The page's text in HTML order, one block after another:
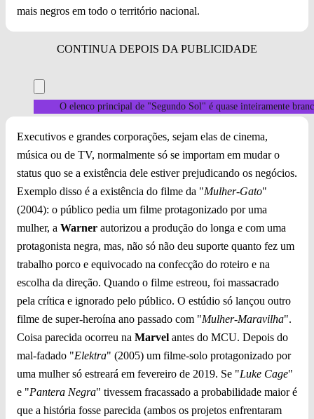
mais negros em todo o território nacional.
O elenco principal de "Segundo Sol" é quase inteiramente
Executivos e grandes corporações, sejam elas de cinema,
música ou de TV, normalmente só se importam em mudar o
status quo se a existência dele estiver prejudicando os negócios.
Exemplo disso é a existência do filme da "Mulher-Gato"
(2004): o público pedia um filme protagonizado por uma
mulher, a Warner autorizou a produção do longa e com uma
protagonista negra, mas, não só não deu suporte quanto fez um
trabalho porco e equivocado na confecção do roteiro e na
escolha da direção. Quando o filme estreou, foi massacrado
pela crítica e ignorado pelo público. O estúdio só lançou outro
filme de super-heroína ano passado com "Mulher-Maravilha".
Coisa parecida ocorreu na Marvel antes do MCU. Depois do
mal-fadado "Elektra" (2005) um filme-solo protagonizado por
uma mulher só estreará em fevereiro de 2019. Se "Luke Cage"
e "Pantera Negra" tivessem fracassado a probabilidade maior é
que a história fosse parecida (ambos os projetos enfrentaram